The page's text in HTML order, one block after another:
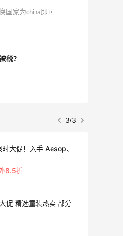
国家为china即可
税？
3/3
大促！入手 Aesop、
8.5折
促 精选童装热卖 部分